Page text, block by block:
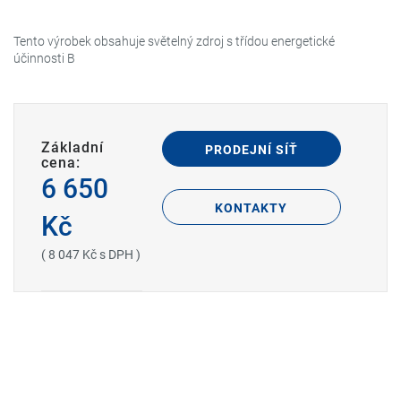
Tento výrobek obsahuje světelný zdroj s třídou energetické
účinnosti B
Základní
cena:
6 650
Kč
( 8 047 Kč s DPH )
PRODEJNÍ SÍŤ
KONTAKTY